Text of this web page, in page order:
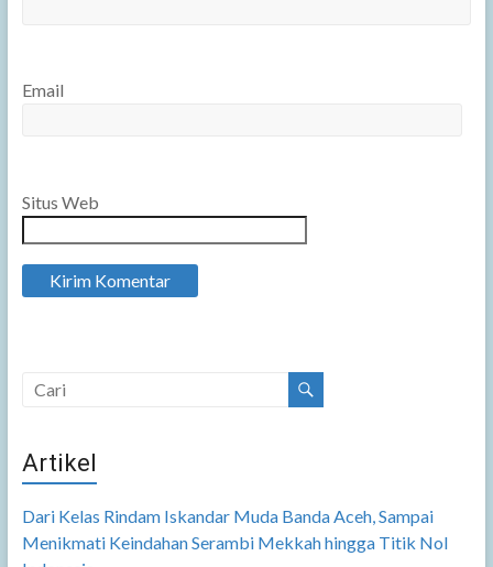
Email
Situs Web
Artikel
Dari Kelas Rindam Iskandar Muda Banda Aceh, Sampai
Menikmati Keindahan Serambi Mekkah hingga Titik Nol